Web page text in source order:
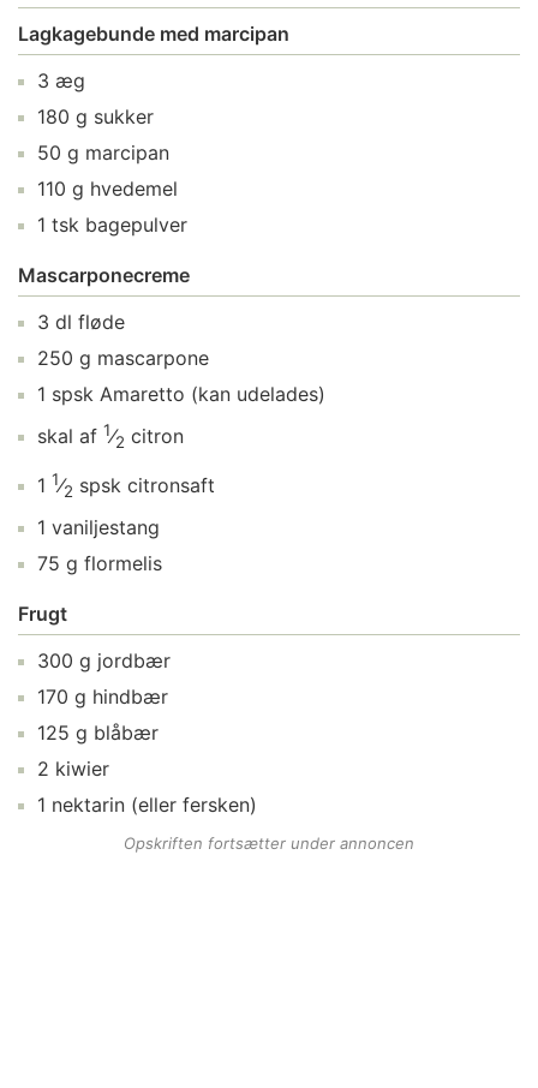
Lagkagebunde med marcipan
3 æg
180 g sukker
50 g marcipan
110 g hvedemel
1 tsk bagepulver
Mascarponecreme
3 dl fløde
250 g mascarpone
1 spsk Amaretto (kan udelades)
skal af 1⁄2 citron
1 1⁄2 spsk citronsaft
1 vaniljestang
75 g flormelis
Frugt
300 g jordbær
170 g hindbær
125 g blåbær
2 kiwier
1 nektarin (eller fersken)
Opskriften fortsætter under annoncen